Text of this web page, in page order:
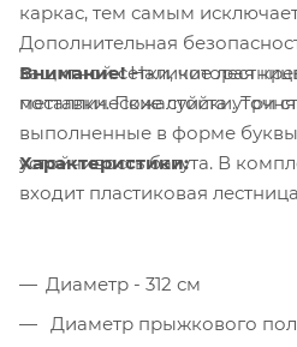
каркас, тем самым
Дополнительная
защитной сетки, которая
металлические стойки. Три
выполненные в форме
устойчивость батута. В
входит пластиковая
Внимание!Наличие
поставки. Пожалуйста
Характеристики:
Диаметр - 312 см
Диаметр прыжкового